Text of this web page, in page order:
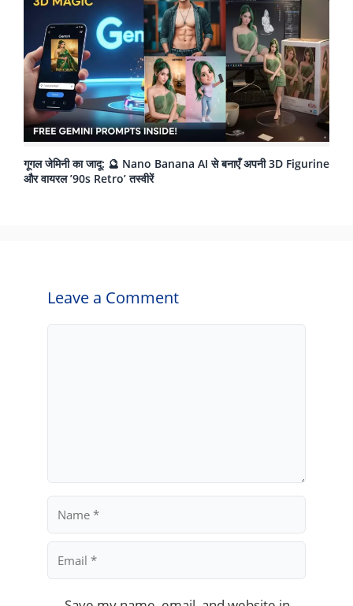
गूगल जेमिनी का जादू: 🔮 Nano Banana AI से बनाएँ अपनी 3D Figurine
और वायरल ’90s Retro’ तस्वीरें
Leave a Comment